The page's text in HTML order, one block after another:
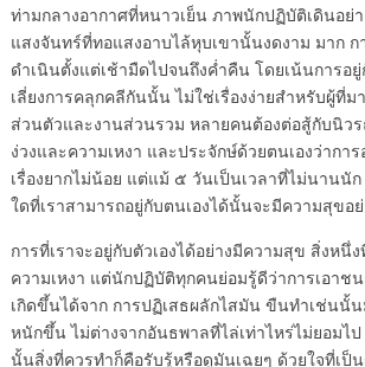
ท่ามกลางอากาศที่หนาวเย็น ภาพนักปฏิบัติเดินอย่
แสงจันทร์ที่ทอแสงอาบไล้หุบเขานั้นงดงาม มาก
ดำเนินตั้งแต่เช้ามืดไปจนถึงค่ำคืน โดยเน้นการอ
เลี่ยงการคลุกคลีกันนั้น ไม่ใช่เรื่องง่ายสำหรับผู้ที่ม
ส่วนตัวและงานส่วนรวม หลายคนต้องต่อสู้กับนิว
ง่วงและความเหงา และประจักษ์ด้วยตนเองว่ากา
เรื่องยากไม่น้อย แต่แม้ ๕ วันเป็นเวลาที่ไม่นานนั
ใดที่เราสามารถอยู่กับตนเองได้นั้นจะมีความสุขอ
การที่เราจะอยู่กับตัวเองได้อย่างมีความสุข สิ่งหนึ่
ความเหงา แต่นักปฏิบัติทุกคนย่อมรู้ดีว่าการเอาช
เกิดขึ้นได้จาก การปฏิเสธผลักไสมัน ขืนทำเช่นนั้
หนักขึ้น ไม่ต่างจากอันธพาลที่ไล่เท่าไหร่ไม่ยอมไป
นั้นสิ่งที่ควรทำก็คือรับรู้หรือดูมันเฉยๆ ด้วยใจที่เป็